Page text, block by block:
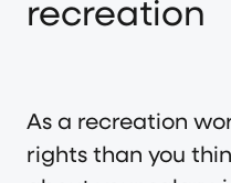
recreation
As a recreation
rights than you